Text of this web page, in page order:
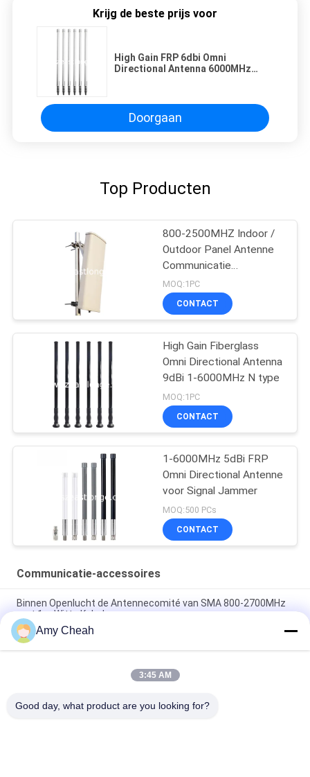
Krijg de beste prijs voor
High Gain FRP 6dbi Omni
Directional Antenna 6000MHz
Doorgaan
Top Producten
800-2500MHZ Indoor /
Outdoor Panel Antenne
Communicatie
Accessoires
MOQ:1PC
CONTACT
High Gain Fiberglass
Omni Directional Antenna
9dBi 1-6000MHz N type
MOQ:1PC
CONTACT
1-6000MHz 5dBi FRP
Omni Directional Antenne
voor Signal Jammer
MOQ:500 PCs
CONTACT
Communicatie-accessoires
Binnen Openlucht de Antennecomité van SMA 800-2700MHz
met 1m Witte Kabel,
Hoge Machts50w 9DBi Binnen/Openluchtcomité Witte
Antenne 800-2500MHZ,
800-2500MHZ Indoor Ceiling Antenna 5DBi High Power 50W
Amy Cheah
3:45 AM
Good day, what product are you looking for?